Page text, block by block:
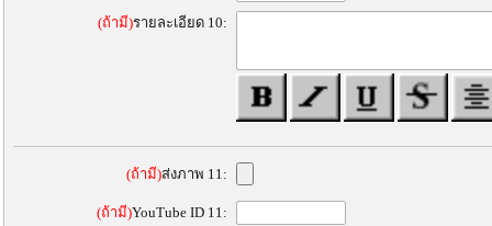
(ถ้ามี)รายละเอียด 10:
(ถ้ามี)ส่งภาพ 11:
(ถ้ามี)YouTube ID 11: